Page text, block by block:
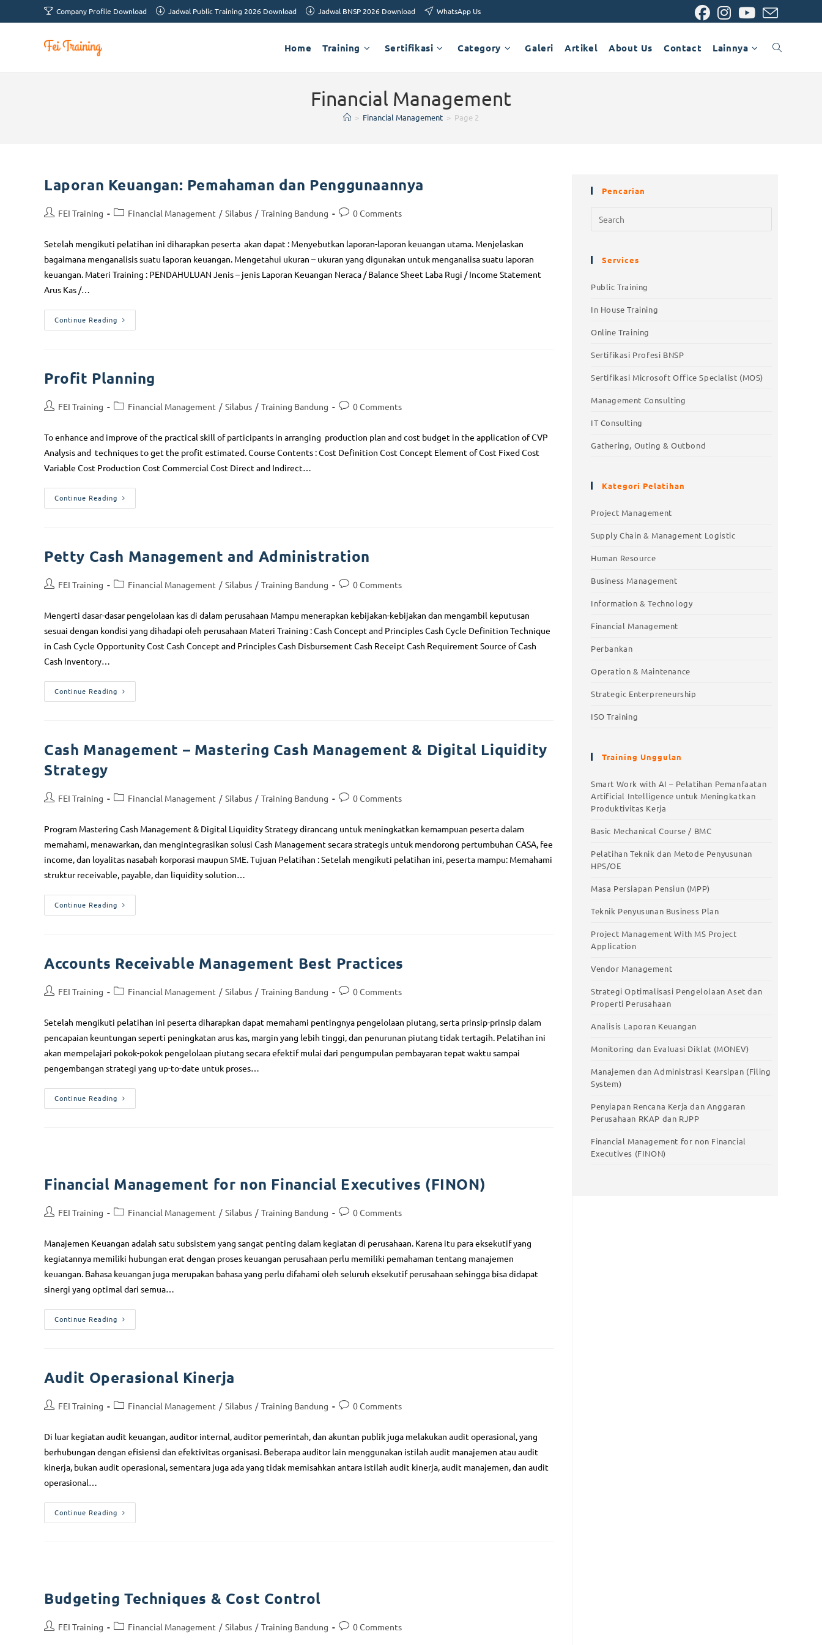
Company Profile Download Jadwal Public Training 2026 Download Jadwal BNSP 2026 Download WhatsApp Us
Home Training Sertifikasi Category Galeri Artikel About Us Contact Lainnya
Financial Management
> Financial Management > Page 2
Laporan Keuangan: Pemahaman dan Penggunaannya
FEI Training Financial Management / Silabus / Training Bandung 0 Comments
Setelah mengikuti pelatihan ini diharapkan peserta akan dapat : Menyebutkan laporan-laporan keuangan utama. Menjelaskan
bagaimana menganalisis suatu laporan keuangan. Mengetahui ukuran – ukuran yang digunakan untuk menganalisa suatu laporan
keuangan. Materi Training : PENDAHULUAN Jenis – jenis Laporan Keuangan Neraca / Balance Sheet Laba Rugi / Income Statement
Arus Kas /…
Continue Reading
Profit Planning
FEI Training Financial Management / Silabus / Training Bandung 0 Comments
To enhance and improve of the practical skill of participants in arranging production plan and cost budget in the application of CVP
Analysis and techniques to get the profit estimated. Course Contents : Cost Definition Cost Concept Element of Cost Fixed Cost
Variable Cost Production Cost Commercial Cost Direct and Indirect…
Continue Reading
Petty Cash Management and Administration
FEI Training Financial Management / Silabus / Training Bandung 0 Comments
Mengerti dasar-dasar pengelolaan kas di dalam perusahaan Mampu menerapkan kebijakan-kebijakan dan mengambil keputusan
sesuai dengan kondisi yang dihadapi oleh perusahaan Materi Training : Cash Concept and Principles Cash Cycle Definition Technique
in Cash Cycle Opportunity Cost Cash Concept and Principles Cash Disbursement Cash Receipt Cash Requirement Source of Cash
Cash Inventory…
Continue Reading
Cash Management – Mastering Cash Management & Digital Liquidity
Strategy
FEI Training Financial Management / Silabus / Training Bandung 0 Comments
Program Mastering Cash Management & Digital Liquidity Strategy dirancang untuk meningkatkan kemampuan peserta dalam
memahami, menawarkan, dan mengintegrasikan solusi Cash Management secara strategis untuk mendorong pertumbuhan CASA, fee
income, dan loyalitas nasabah korporasi maupun SME. Tujuan Pelatihan : Setelah mengikuti pelatihan ini, peserta mampu: Memahami
struktur receivable, payable, dan liquidity solution…
Continue Reading
Accounts Receivable Management Best Practices
FEI Training Financial Management / Silabus / Training Bandung 0 Comments
Setelah mengikuti pelatihan ini peserta diharapkan dapat memahami pentingnya pengelolaan piutang, serta prinsip-prinsip dalam
pencapaian keuntungan seperti peningkatan arus kas, margin yang lebih tinggi, dan penurunan piutang tidak tertagih. Pelatihan ini
akan mempelajari pokok-pokok pengelolaan piutang secara efektif mulai dari pengumpulan pembayaran tepat waktu sampai
pengembangan strategi yang up-to-date untuk proses…
Continue Reading
Financial Management for non Financial Executives (FINON)
FEI Training Financial Management / Silabus / Training Bandung 0 Comments
Manajemen Keuangan adalah satu subsistem yang sangat penting dalam kegiatan di perusahaan. Karena itu para eksekutif yang
kegiatannya memiliki hubungan erat dengan proses keuangan perusahaan perlu memiliki pemahaman tentang manajemen
keuangan. Bahasa keuangan juga merupakan bahasa yang perlu difahami oleh seluruh eksekutif perusahaan sehingga bisa didapat
sinergi yang optimal dari semua…
Continue Reading
Audit Operasional Kinerja
FEI Training Financial Management / Silabus / Training Bandung 0 Comments
Di luar kegiatan audit keuangan, auditor internal, auditor pemerintah, dan akuntan publik juga melakukan audit operasional, yang
berhubungan dengan efisiensi dan efektivitas organisasi. Beberapa auditor lain menggunakan istilah audit manajemen atau audit
kinerja, bukan audit operasional, sementara juga ada yang tidak memisahkan antara istilah audit kinerja, audit manajemen, dan audit
operasional…
Continue Reading
Budgeting Techniques & Cost Control
FEI Training Financial Management / Silabus / Training Bandung 0 Comments
Pencarian
Services
Public Training
In House Training
Online Training
Sertifikasi Profesi BNSP
Sertifikasi Microsoft Office Specialist (MOS)
Management Consulting
IT Consulting
Gathering, Outing & Outbond
Kategori Pelatihan
Project Management
Supply Chain & Management Logistic
Human Resource
Business Management
Information & Technology
Financial Management
Perbankan
Operation & Maintenance
Strategic Enterpreneurship
ISO Training
Training Unggulan
Smart Work with AI – Pelatihan Pemanfaatan
Artificial Intelligence untuk Meningkatkan
Produktivitas Kerja
Basic Mechanical Course / BMC
Pelatihan Teknik dan Metode Penyusunan
HPS/OE
Masa Persiapan Pensiun (MPP)
Teknik Penyusunan Business Plan
Project Management With MS Project
Application
Vendor Management
Strategi Optimalisasi Pengelolaan Aset dan
Properti Perusahaan
Analisis Laporan Keuangan
Monitoring dan Evaluasi Diklat (MONEV)
Manajemen dan Administrasi Kearsipan (Filing
System)
Penyiapan Rencana Kerja dan Anggaran
Perusahaan RKAP dan RJPP
Financial Management for non Financial
Executives (FINON)